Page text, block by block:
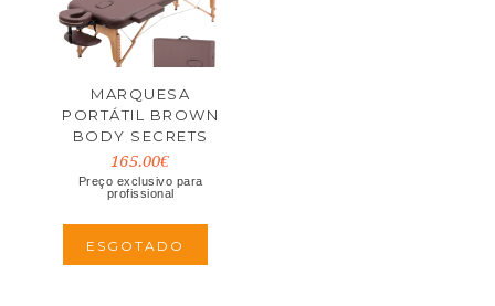
MARQUESA
PORTÁTIL BROWN
BODY SECRETS
165.00€
Preço exclusivo para
profissional
ESGOTADO